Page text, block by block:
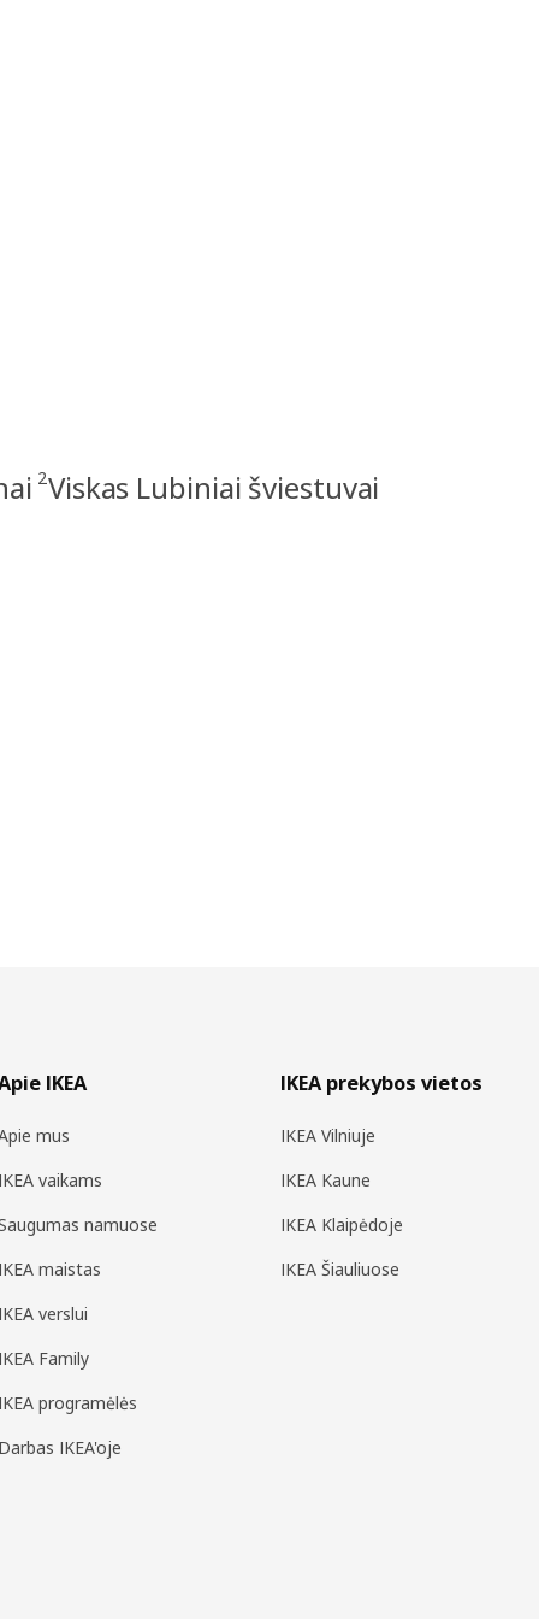
2Viskas Lubiniai šviestuvai
IKEA
mus
IKEA vaikams
namuose
IKEA maistas
IKEA verslui
IKEA Family
IKEA programėlės
Darbas IKEA'oje
IKEA prekybos vietos
IKEA Vilniuje
IKEA Kaune
IKEA Klaipėdoje
IKEA Šiauliuose